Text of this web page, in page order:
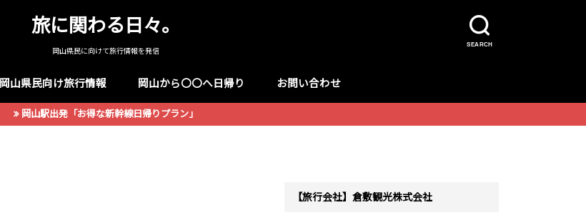
SEARCH
旅に関わる日々。
岡山県民に向けて旅行情報を発信
岡山県民向け旅行情報 岡山から〇〇へ日帰り お問い合わせ
岡山駅出発「お得な新幹線日帰りプラン」
【旅行会社】倉敷観光株式会社